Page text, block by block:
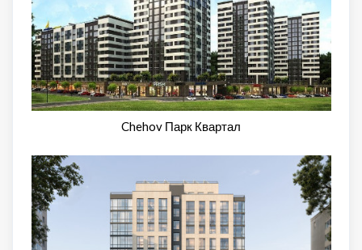
Chehov Парк Квартал